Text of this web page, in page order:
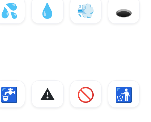
💦 💧 💨 🕳️
🚰 ⚠️ 🚫 🚮